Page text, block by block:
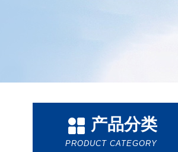
产品分类
PRODUCT CATEGORY